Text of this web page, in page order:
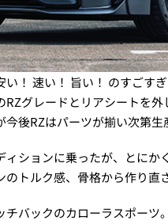
！ 速い！ 旨い！ のすごす
RZグレードとリアシートを
後RZはパーツが揃い次第生
ィションに乗ったが、とに
トルク感、骨格から作り直
チバックのカローラスポー